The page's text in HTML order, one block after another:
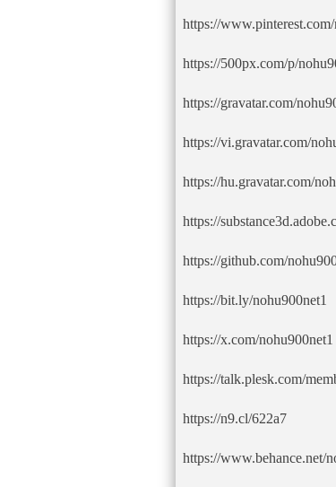
https://
https://500px.com/p/
https://gravatar.com/
https://vi.gravatar.com/
https://hu.gravatar.com/
https://
https://github.com/
https://bit.ly/nohu900net1
https://x.com/nohu900net1
https://talk.plesk.com/
https://n9.cl/622a7
https://www.behance.net/